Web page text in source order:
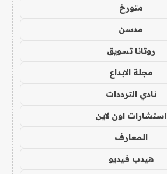
متورخ
مدسن
روتانا تسويق
مجلة الابداع
نادي الترددات
استشارات اون لاين
المعارف
هيدب فيديو